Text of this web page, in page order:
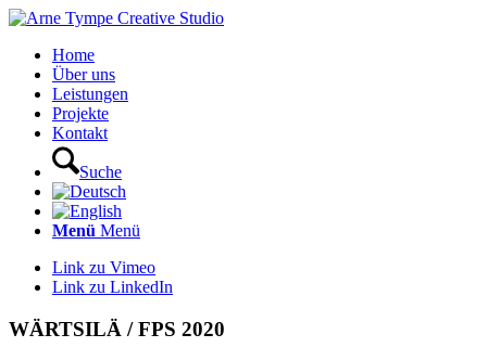
Home
Über uns
Leistungen
Projekte
Kontakt
Suche
Menü Menü
Link zu Vimeo
Link zu LinkedIn
WÄRTSILÄ / FPS 2020